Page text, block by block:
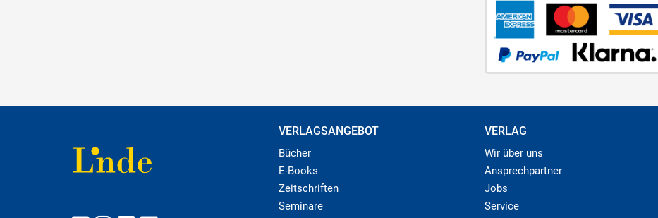
VERLAGSANGEBOT
Bücher
E-Books
Zeitschriften
Seminare
VERLAG
Wir über uns
Ansprechpartner
Jobs
Service